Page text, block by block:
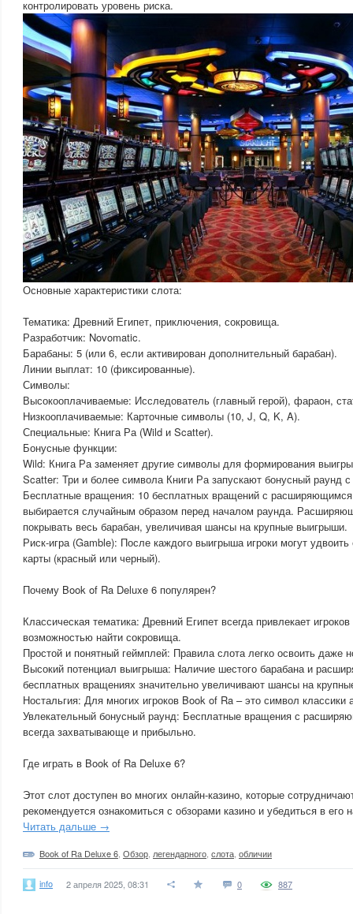
контролировать уровень риска.
Основные характеристики слота:
Тематика: Древний Египет, приключения, сокровища.
Разработчик: Novomatic.
Барабаны: 5 (или 6, если активирован дополнительный барабан).
Линии выплат: 10 (фиксированные).
Символы:
Высокооплачиваемые: Исследователь (главный герой), фараон,
Низкооплачиваемые: Карточные символы (10, J, Q, K, A).
Специальные: Книга Ра (Wild и Scatter).
Бонусные функции:
Wild: Книга Ра заменяет другие символы для формирования
Scatter: Три и более символа Книги Ра запускают бонусный раунд
Бесплатные вращения: 10 бесплатных вращений с
выбирается случайным образом перед началом раунда.
покрывать весь барабан, увеличивая шансы на крупные выигрыши.
Риск-игра (Gamble): После каждого выигрыша игроки могут
карты (красный или черный).
Почему Book of Ra Deluxe 6 популярен?
Классическая тематика: Древний Египет всегда привлекает
возможностью найти сокровища.
Простой и понятный геймплей: Правила слота легко освоить даже
Высокий потенциал выигрыша: Наличие шестого барабана и
бесплатных вращениях значительно увеличивают шансы на
Ностальгия: Для многих игроков Book of Ra – это символ классики
Увлекательный бонусный раунд: Бесплатные вращения с
всегда захватывающе и прибыльно.
Где играть в Book of Ra Deluxe 6?
Этот слот доступен во многих онлайн-казино, которые
рекомендуется ознакомиться с обзорами казино и убедиться в его
Читать дальше →
Book of Ra Deluxe 6 Обзор легендарного слота обличии
info 2 апреля 2025, 08:31 0 887